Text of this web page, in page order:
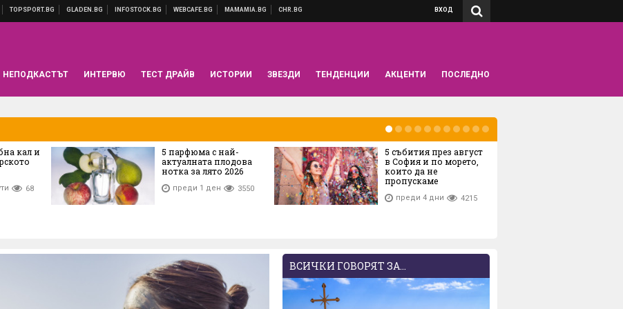
ВХОД
НЕПОДКАСТЪТ ИНТЕРВЮ ТЕСТ ДРАЙВ ИСТОРИИ ЗВЕЗДИ ТЕНДЕНЦИИ АКЦЕНТИ ПОСЛЕДНО
кал и
68
5 парфюма с най-
актуалната плодова
нотка за лято 2026
преди 1 ден 3550
5 събития през август
в София и по морето,
които да не
пропускаме
преди 4 дни 4215
ВСИЧКИ ГОВОРЯТ ЗА...